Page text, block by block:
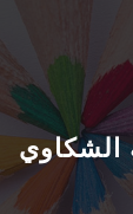
الشكاوي